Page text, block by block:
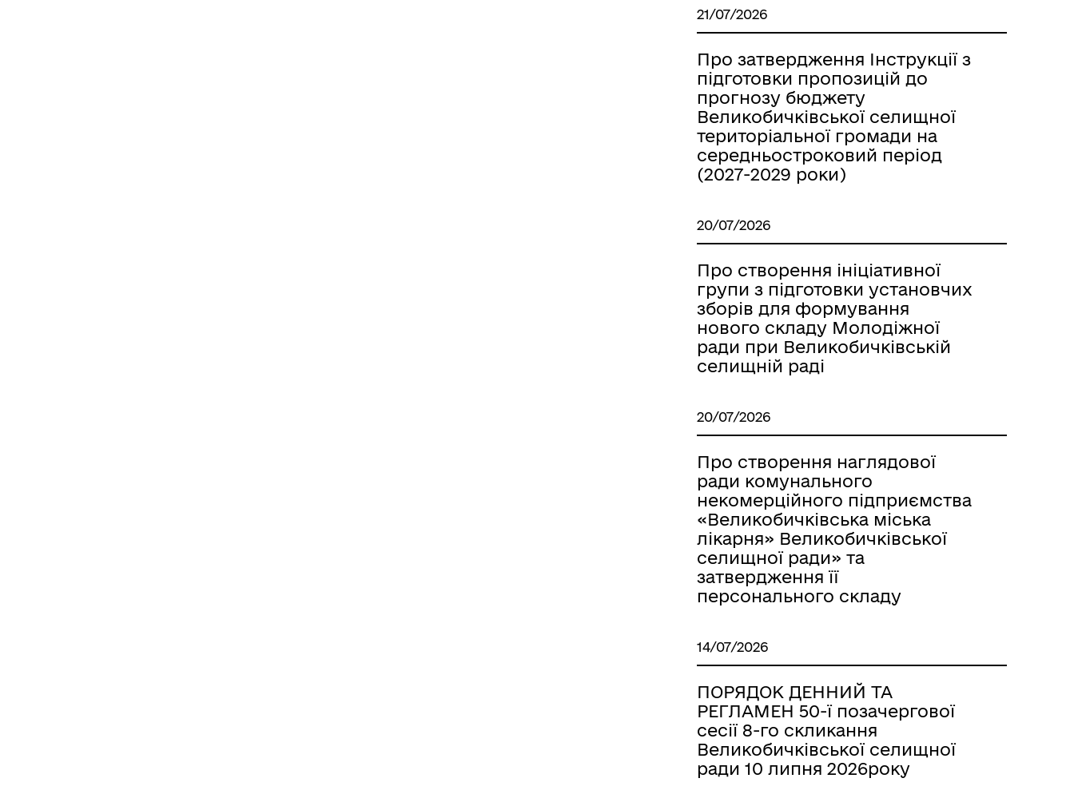
21/07/2026
Про затвердження Інструкції з
підготовки пропозицій до
прогнозу бюджету
Великобичківської селищної
територіальної громади на
середньостроковий період
(2027-2029 роки)
20/07/2026
Про створення ініціативної
групи з підготовки установчих
зборів для формування
нового складу Молодіжної
ради при Великобичківській
селищній раді
20/07/2026
Про створення наглядової
ради комунального
некомерційного підприємства
«Великобичківська міська
лікарня» Великобичківської
селищної ради» та
затвердження її
персонального складу
14/07/2026
ПОРЯДОК ДЕННИЙ ТА
РЕГЛАМЕН 50-ї позачергової
сесії 8-го скликання
Великобичківської селищної
ради 10 липня 2026року